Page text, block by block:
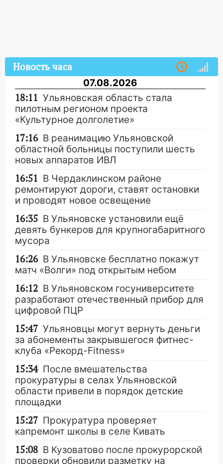
Новость часа
07.08.2026
18:11 Ульяновская область стала
пилотным регионом проекта
«Культурное долголетие»
17:16 В реанимацию Ульяновской
областной больницы поступили шесть
новых аппаратов ИВЛ
16:51 В Чердаклинском районе
ремонтируют дороги, ставят остановки
и проводят новое освещение
16:35 В Ульяновске установили ещё
девять бункеров для крупногабаритного
мусора
16:26 В Ульяновске бесплатно покажут
матч «Волги» под открытым небом
16:12 В Ульяновском госуниверситете
разработают отечественный прибор для
цифровой ПЦР
15:47 Ульяновцы могут вернуть деньги
за абонементы закрывшегося фитнес-
клуба «Рекорд-Fitness»
15:34 После вмешательства
прокуратуры в селах Ульяновской
области привели в порядок детские
площадки
15:27 Прокуратура проверяет
капремонт школы в селе Кивать
15:08 В Кузоватово после прокурорской
проверки обновили разметку на